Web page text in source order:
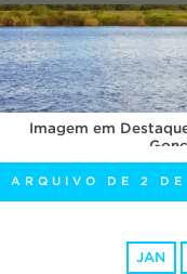
CONCURSOS
EDITAIS
INTERNACIONAL
OUVIDORIA
PORTARIAS
TELEFONES
Imagem em
ARQUIVO DE 2
JAN